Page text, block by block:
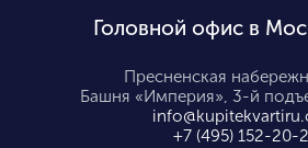
Головной офис в
Пресненская
Башня «Империя», 3-й
+7 (495) 152-20-